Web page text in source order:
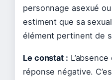
personnage asexué
estiment que sa
élément pertinent de
Le constat :
réponse négative.